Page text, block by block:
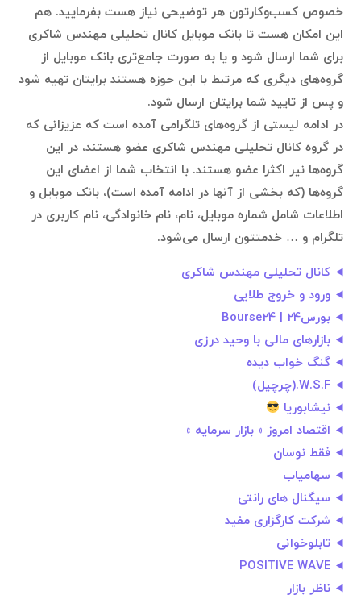
خصوص کسب‌وکارتون هر توضیحی نیاز هست بفرمایید. هم
این امکان هست تا بانک موبایل کانال تحلیلی مهندس شاکری
برای شما ارسال شود و یا به صورت جامع‌تری بانک موبایل از
گروه‌های دیگری که مرتبط با این حوزه هستند برایتان تهیه شود
و پس از تایید شما برایتان ارسال شود.
در ادامه لیستی از گروه‌های تلگرامی آمده است که عزیزانی که
در گروه کانال تحلیلی مهندس شاکری عضو هستند، در این
گروه‌ها نیر اکثرا عضو هستند. با انتخاب شما از اعضای این
گروه‌ها (که بخشی از آنها در ادامه آمده است)، بانک موبایل و
اطلاعات شامل شماره موبایل، نام، نام خانوادگی، نام کاربری در
تلگرام و … خدمتتون ارسال می‌شود.
کانال تحلیلی مهندس شاکری
ورود و خروج طلایی
بورس24 | Bourse24
بازارهای مالی با وحید درزی
گنگ خواب دیده
W.S.F.(چرچيل)
نیشابوریا
اقتصاد امروز « بازار سرمایه »
فقط نوسان
سهامیاب
سیگنال های رانتی
شرکت کارگزاری مفید
تابلوخوانی
POSITIVE WAVE
ناظر بازار